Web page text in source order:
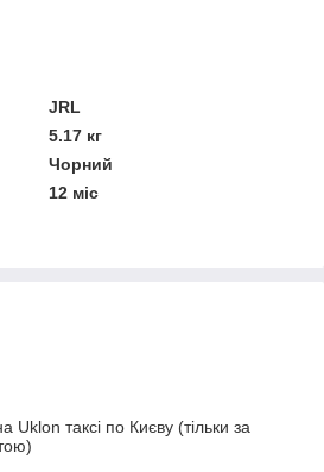
JRL
5.17 кг
Чорний
12 міс
Uklon таксі по Києву (тільки за